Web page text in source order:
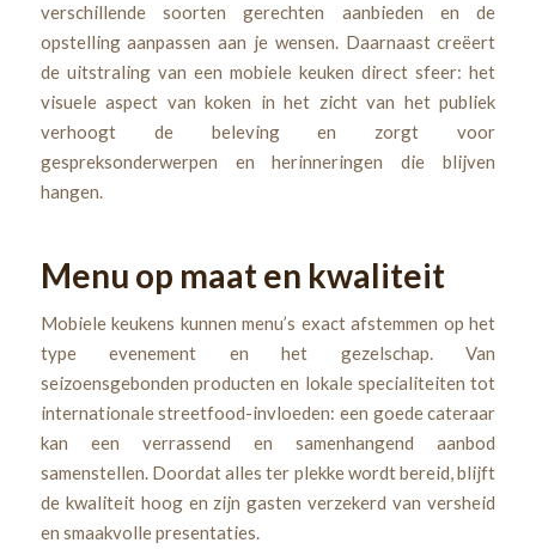
verschillende soorten gerechten aanbieden en de
opstelling aanpassen aan je wensen. Daarnaast creëert
de uitstraling van een mobiele keuken direct sfeer: het
visuele aspect van koken in het zicht van het publiek
verhoogt de beleving en zorgt voor
gespreksonderwerpen en herinneringen die blijven
hangen.
Menu op maat en kwaliteit
Mobiele keukens kunnen menu’s exact afstemmen op het
type evenement en het gezelschap. Van
seizoensgebonden producten en lokale specialiteiten tot
internationale streetfood-invloeden: een goede cateraar
kan een verrassend en samenhangend aanbod
samenstellen. Doordat alles ter plekke wordt bereid, blijft
de kwaliteit hoog en zijn gasten verzekerd van versheid
en smaakvolle presentaties.